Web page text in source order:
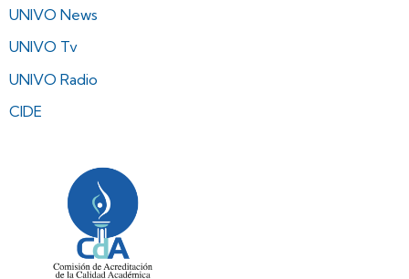
UNIVO News
UNIVO Tv
UNIVO Radio
CIDE